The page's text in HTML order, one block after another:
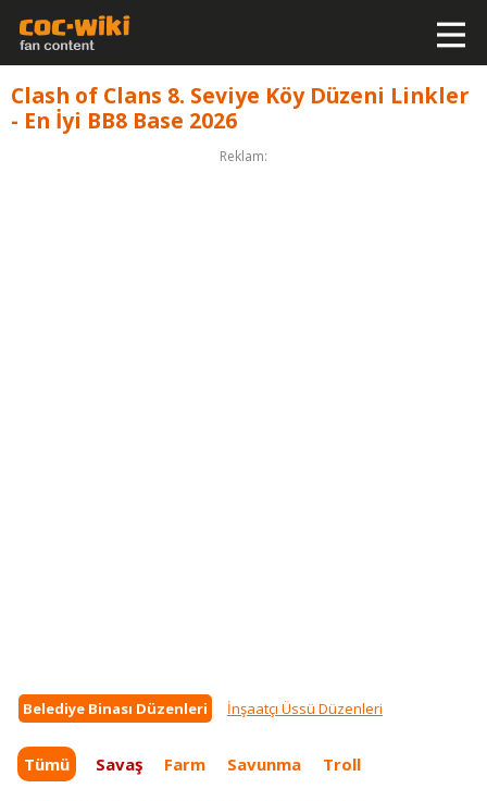
Clash of Clans 8. Seviye Köy Düzeni Linkler
- En İyi BB8 Base 2026
Reklam:
Belediye Binası Düzenleri İnşaatçı Üssü Düzenleri
Tümü Savaş Farm Savunma Troll